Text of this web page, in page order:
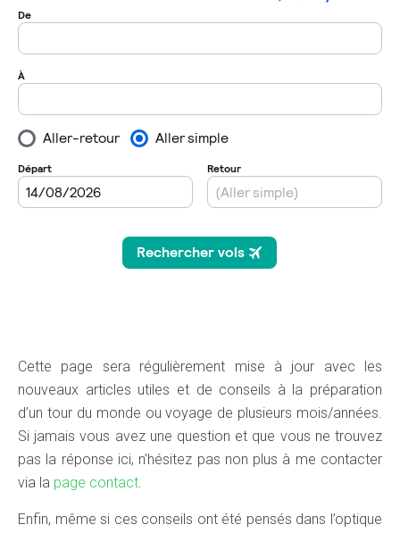
Cette page sera régulièrement mise à jour avec les
nouveaux articles utiles et de conseils à la préparation
d’un tour du monde ou voyage de plusieurs mois/années.
Si jamais vous avez une question et que vous ne trouvez
pas la réponse ici, n’hésitez pas non plus à me contacter
via la page contact.
Enfin, même si ces conseils ont été pensés dans l’optique